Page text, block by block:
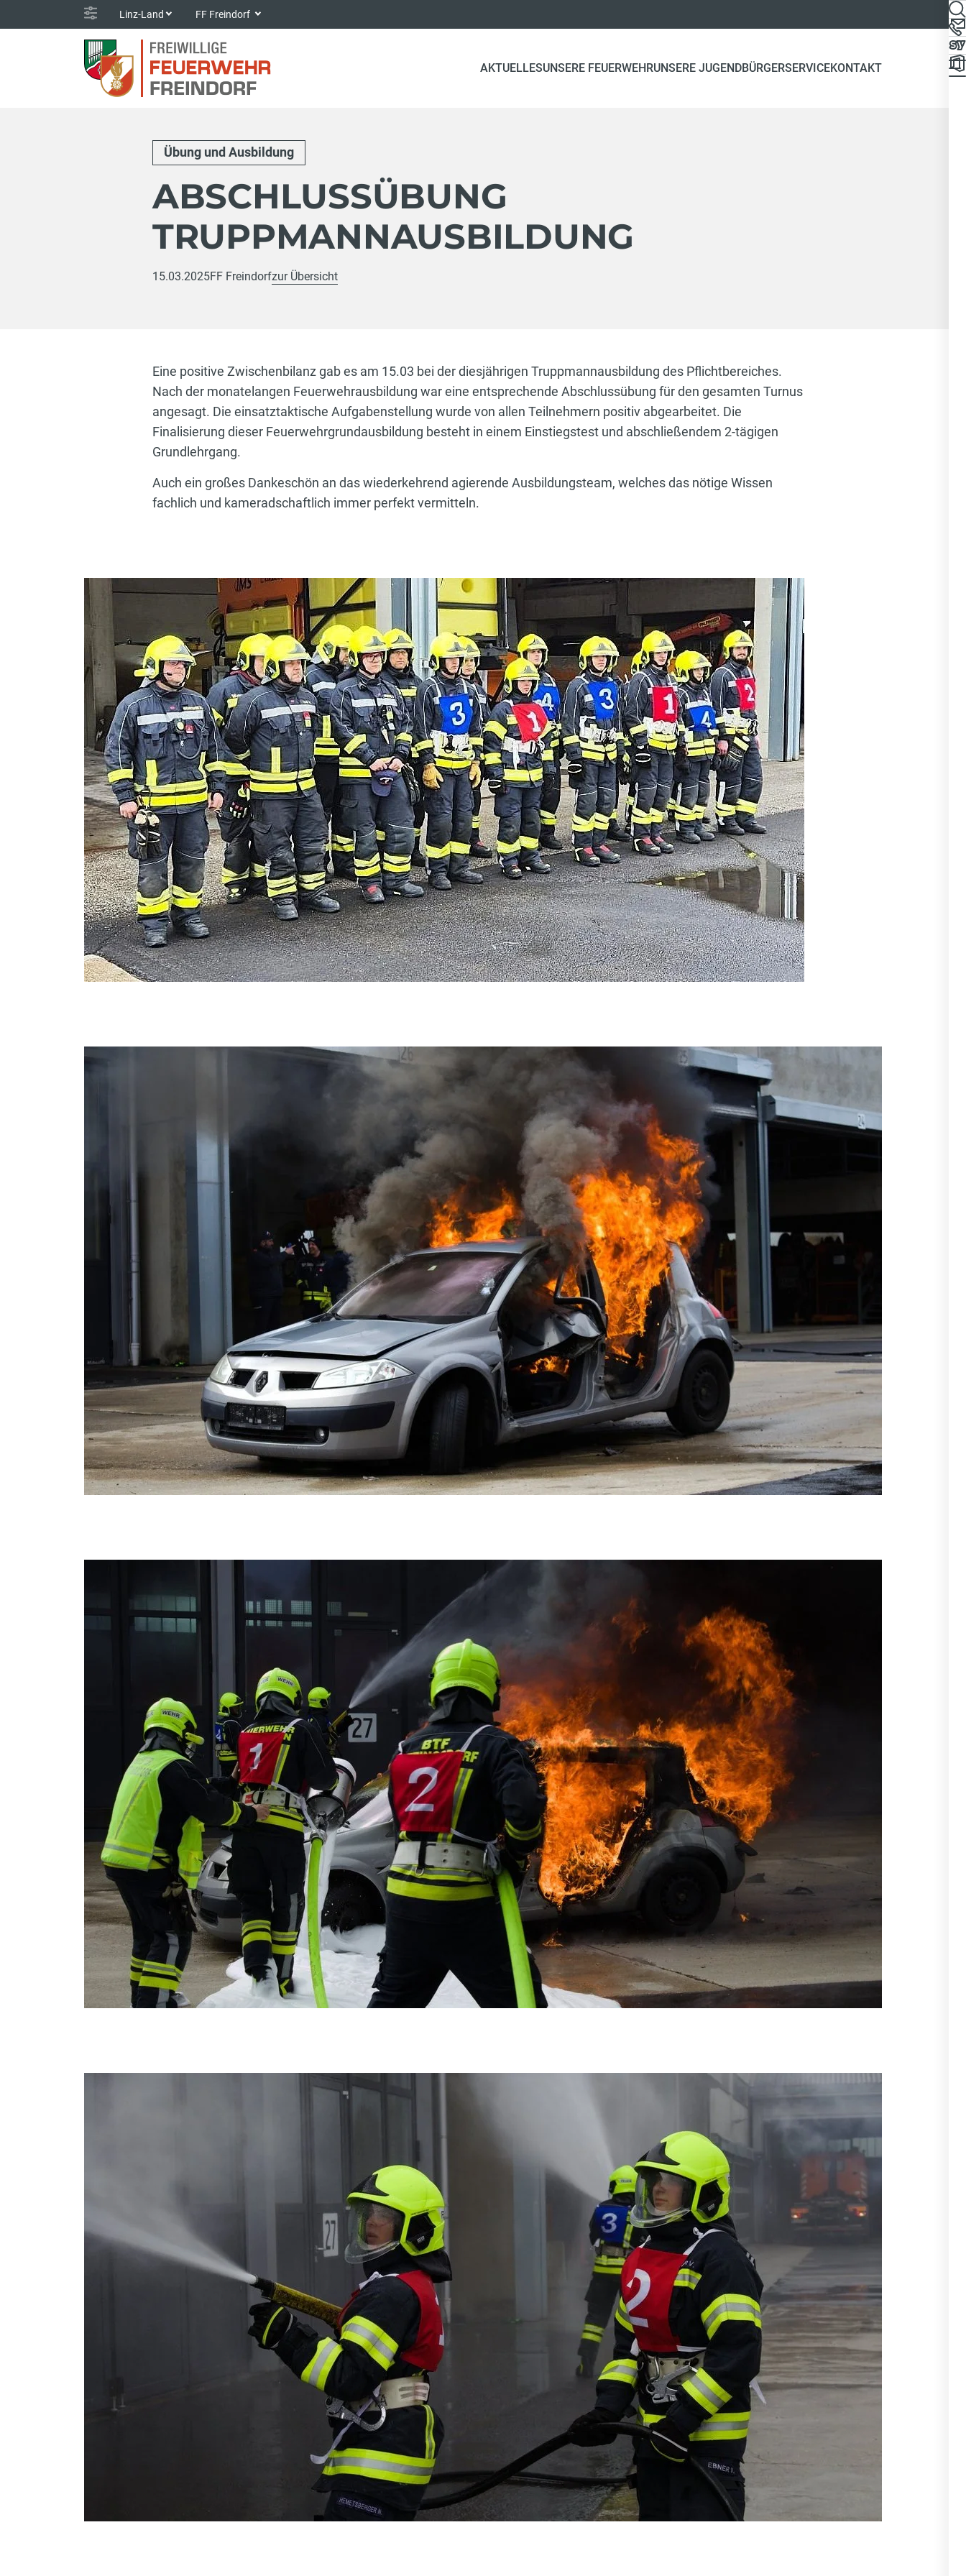
Linz-Land FF Freindorf
AKTUELLESUNSERE FEUERWEHRUNSERE JUGENDBÜRGERSERVICEKONTAKT
Übung und Ausbildung
ABSCHLUSSÜBUNG
TRUPPMANNAUSBILDUNG
15.03.2025FF Freindorfzur Übersicht
Eine positive Zwischenbilanz gab es am 15.03 bei der diesjährigen Truppmannausbildung des Pflichtbereiches.
Nach der monatelangen Feuerwehrausbildung war eine entsprechende Abschlussübung für den gesamten Turnus
angesagt. Die einsatztaktische Aufgabenstellung wurde von allen Teilnehmern positiv abgearbeitet. Die
Finalisierung dieser Feuerwehrgrundausbildung besteht in einem Einstiegstest und abschließendem 2-tägigen
Grundlehrgang.
Auch ein großes Dankeschön an das wiederkehrend agierende Ausbildungsteam, welches das nötige Wissen
fachlich und kameradschaftlich immer perfekt vermitteln.